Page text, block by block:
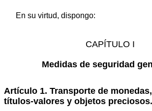
En su virtud, dispongo:
CAPÍTULO I
Medidas de seguridad
Artículo 1. Transporte de
títulos-valores y objetos preciosos.